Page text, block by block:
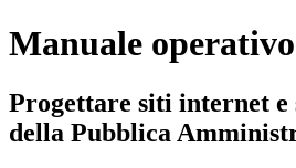
Manuale
Progettare siti internet
della Pubblica